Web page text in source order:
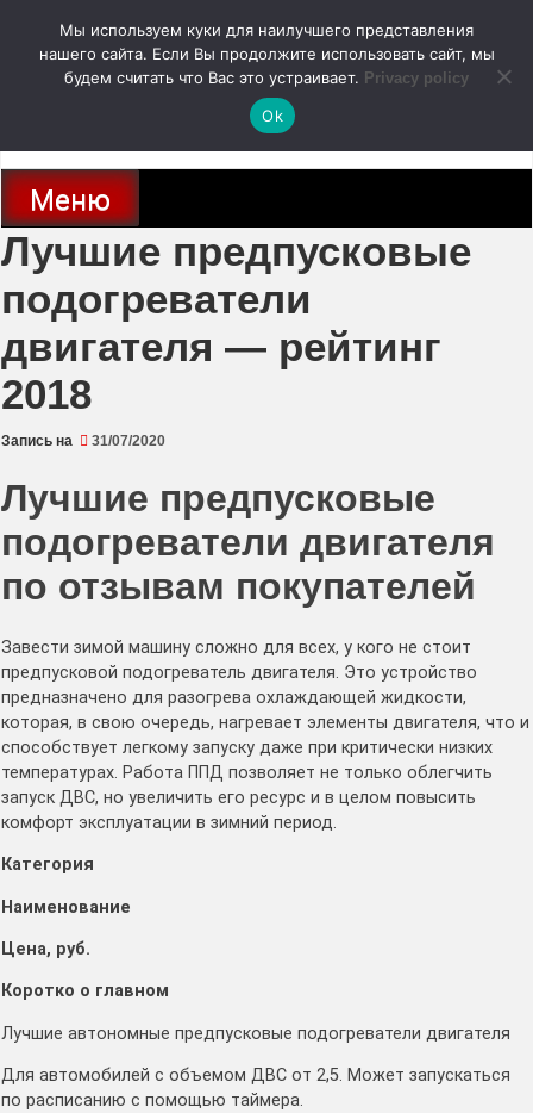
содержимому
autodoc24.ru
Новости про современные автомобили и не только, новинки зарубежного
и отечественного автопрома
Меню
Лучшие предпусковые
подогреватели
двигателя — рейтинг
2018
Запись на 31/07/2020
Лучшие предпусковые
подогреватели двигателя
по отзывам покупателей
Завести зимой машину сложно для всех, у кого не стоит
предпусковой подогреватель двигателя. Это устройство
предназначено для разогрева охлаждающей жидкости,
которая, в свою очередь, нагревает элементы двигателя, что и
способствует легкому запуску даже при критически низких
температурах. Работа ППД позволяет не только облегчить
запуск ДВС, но увеличить его ресурс и в целом повысить
комфорт эксплуатации в зимний период.
Категория
Наименование
Цена, руб.
Коротко о главном
Лучшие автономные предпусковые подогреватели двигателя
Для автомобилей с объемом ДВС от 2,5. Может запускаться
по расписанию с помощью таймера.
Мы используем куки для наилучшего представления
нашего сайта. Если Вы продолжите использовать сайт, мы
будем считать что Вас это устраивает. Privacy policy
Ok